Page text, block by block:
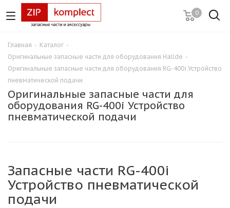
0
Главная - Каталог -
Оригинальные запасные части для оборудования Hallde -
Оригинальные запасные части для оборудования RG-400i Устройство
пневматической подачи
Оригинальные запасные части для
оборудования RG-400i Устройство
пневматической подачи
Запасные части RG-400i
Устройство пневматической
подачи